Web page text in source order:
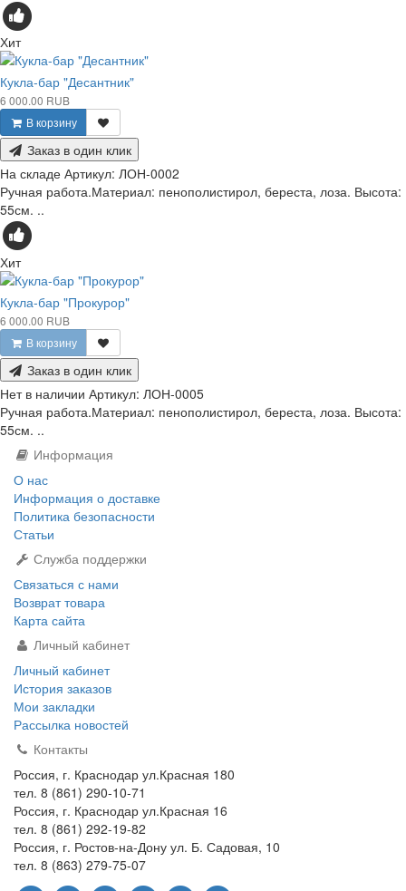
Хит
Кукла-бар "Десантник"
6 000.00 RUB
В корзину
Заказ в один клик
На складе Артикул: ЛОН-0002
Ручная работа.Материал: пенополистирол, береста, лоза. Высота:
55см. ..
Хит
Кукла-бар "Прокурор"
6 000.00 RUB
В корзину
Заказ в один клик
Нет в наличии Артикул: ЛОН-0005
Ручная работа.Материал: пенополистирол, береста, лоза. Высота:
55см. ..
Информация
О нас
Информация о доставке
Политика безопасности
Статьи
Служба поддержки
Связаться с нами
Возврат товара
Карта сайта
Личный кабинет
Личный кабинет
История заказов
Мои закладки
Рассылка новостей
Контакты
Россия, г. Краснодар ул.Красная 180
тел. 8 (861) 290-10-71
Россия, г. Краснодар ул.Красная 16
тел. 8 (861) 292-19-82
Россия, г. Ростов-на-Дону ул. Б. Садовая, 10
тел. 8 (863) 279-75-07